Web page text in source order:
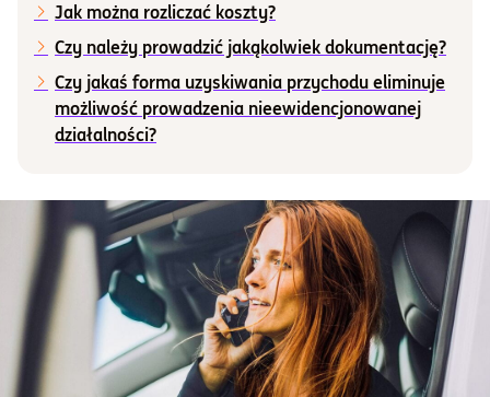
Otwórz konto
Zaloguj
Jak można rozliczać koszty?
Czy należy prowadzić jakąkolwiek dokumentację?
Czy jakaś forma uzyskiwania przychodu eliminuje
możliwość prowadzenia nieewidencjonowanej
działalności?